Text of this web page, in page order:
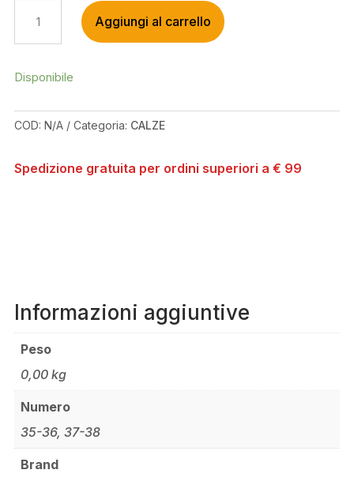
WMS
MOUNTAIN
BLACK/WHITE
QUANTITÀ
Aggiungi al carrello
Disponibile
COD: N/A Categoria: CALZE
Spedizione gratuita per ordini superiori a € 99
Informazioni aggiuntive
Peso
0,00 kg
Numero
35-36, 37-38
Brand